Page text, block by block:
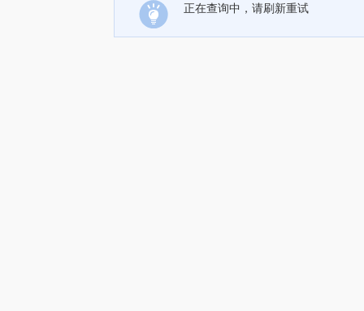
正在查询中，请刷新重试